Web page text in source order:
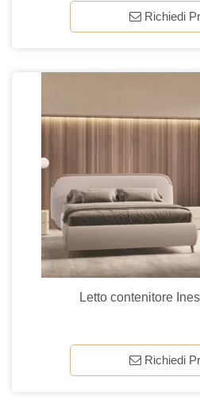
Richiedi
Letto contenitore
Richiedi